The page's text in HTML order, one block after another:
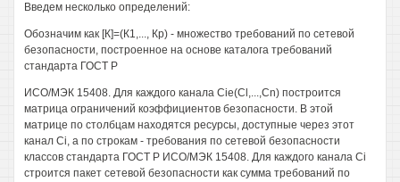
Введем несколько определений:
Обозначим как [К]=(К1,..., Кр) - множество требований по сетевой
безопасности, построенное на основе каталога требований
стандарта ГОСТ Р
ИСО/МЭК 15408. Для каждого канала Cie(Cl,...,Cn) построится
матрица ограничений коэффициентов безопасности. В этой
матрице по столбцам находятся ресурсы, доступные через этот
канал Ci, а по строкам - требования по сетевой безопасности
классов стандарта ГОСТ Р ИСО/МЭК 15408. Для каждого канала Ci
строится пакет сетевой безопасности как сумма требований по